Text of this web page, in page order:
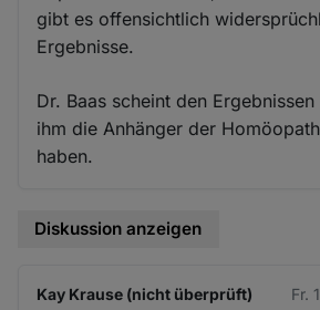
gibt es offensichtlich
Ergebnisse.
Dr. Baas scheint den
ihm die Anhänger der
haben.
Diskussion anzeigen
Kay Krause (nicht überprüft) Fr.